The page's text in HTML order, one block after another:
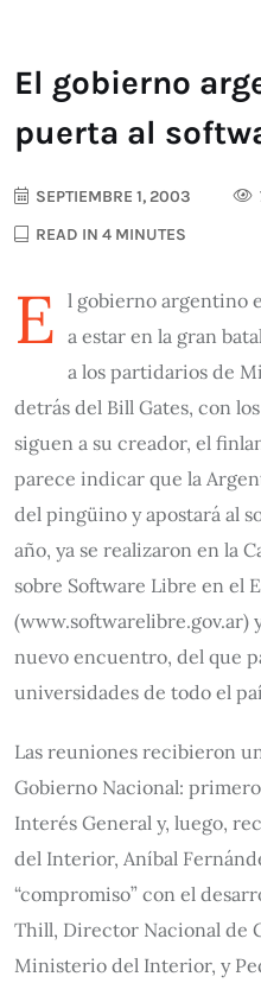
El gobierno
puerta al
SEPTIEMBRE 1, 2003
READ IN 4 MINUTES
E l gobierno argentino
a estar en la gran
a los partidarios de
detrás del Bill Gates, con
siguen a su creador, el
parece indicar que la
del pingüino y apostará al
año, ya se realizaron en la
sobre Software Libre en el
(www.softwarelibre.gov.ar)
nuevo encuentro, del que
universidades de todo el
Las reuniones recibieron
Gobierno Nacional:
Interés General y, luego,
del Interior, Aníbal
“compromiso” con el
Thill, Director Nacional de
Ministerio del Interior, y